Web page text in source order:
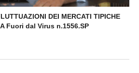
DEI MERCATI TIPICHE
Fuori dal Virus n.1556.SP